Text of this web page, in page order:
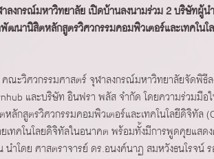
งกรณ์มหาวิทยาลัย เปิดบ้านลงนามร่วม 2 บริษัทผู้น
ฒนานิสิตหลักสูตรวิศวกรรมคอมพิวเตอร์และเทคโน
ณะวิศวกรรมศาสตร์ จุฬาลงกรณ์มหาวิทยาลัยจัดพิ
และบริษัท อินฟรา พลัส จํากัด โดยความร่วมมือ
กสูตรวิศวกรรมคอมพิวเตอร์และเทคโนโลยีดิจิทัล
ยเทคโนโลยดิจิทัลในอนาคต พร้อมทั้งมีการพูดคุยแส
ำโดย ศาสตราจารย์ ดร.อนงค์นาฏ สมหวังธนโรจ